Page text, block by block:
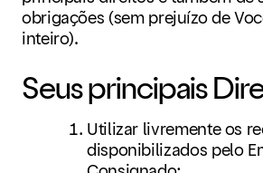
obrigações (sem prejuízo de
inteiro).
Seus principais
Utilizar livremente os
disponibilizados pelo